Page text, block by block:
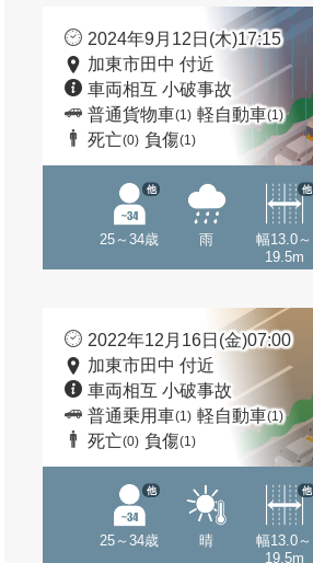
2024年9月12日(木)17:15
加東市田中 付近
車両相互 小破事故
普通貨物車(1) 軽自動車(1)
死亡(0) 負傷(1)
25～34歳
他
雨
幅13.0～
19.5m
他
2022年12月16日(金)07:00
加東市田中 付近
車両相互 小破事故
普通乗用車(1) 軽自動車(1)
死亡(0) 負傷(1)
25～34歳
他
晴
幅13.0～
19.5m
他